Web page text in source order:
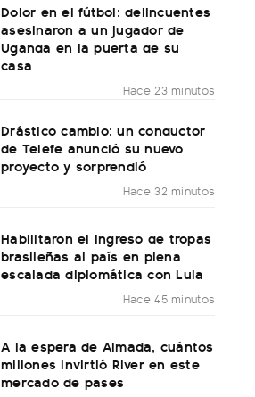
Dolor en el fútbol: delincuentes
asesinaron a un jugador de
Uganda en la puerta de su
casa
Hace 23 minutos
Drástico cambio: un conductor
de Telefe anunció su nuevo
proyecto y sorprendió
Hace 32 minutos
Habilitaron el ingreso de tropas
brasileñas al país en plena
escalada diplomática con Lula
Hace 45 minutos
A la espera de Almada, cuántos
millones invirtió River en este
mercado de pases